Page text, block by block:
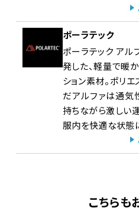
ポーラテック
ポーラテック ア
発した、軽量で暖
ション素材。ポリ
だアルファは通気
持ちながら激しい
服内を快適な状態
こちらも